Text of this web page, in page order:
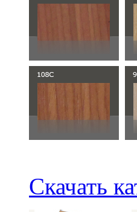
Скачать